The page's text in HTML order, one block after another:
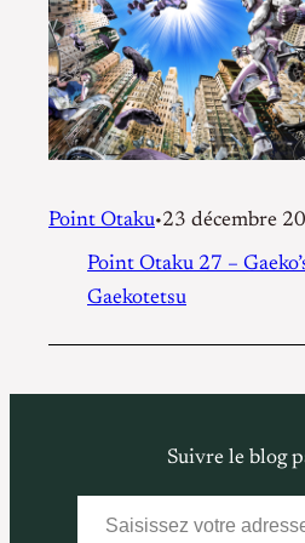
Point Otaku•23 décembre
Point Otaku 27 –
Gaekotetsu
Suivre le blog
Saisissez votre adresse e-mail…